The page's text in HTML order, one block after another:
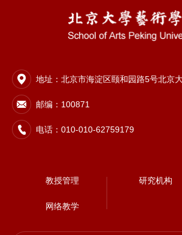
地址：北京市海淀区颐和园路5号北京
邮编：100871
电话：010-010-62759179
教授管理 研究机构
网络教学